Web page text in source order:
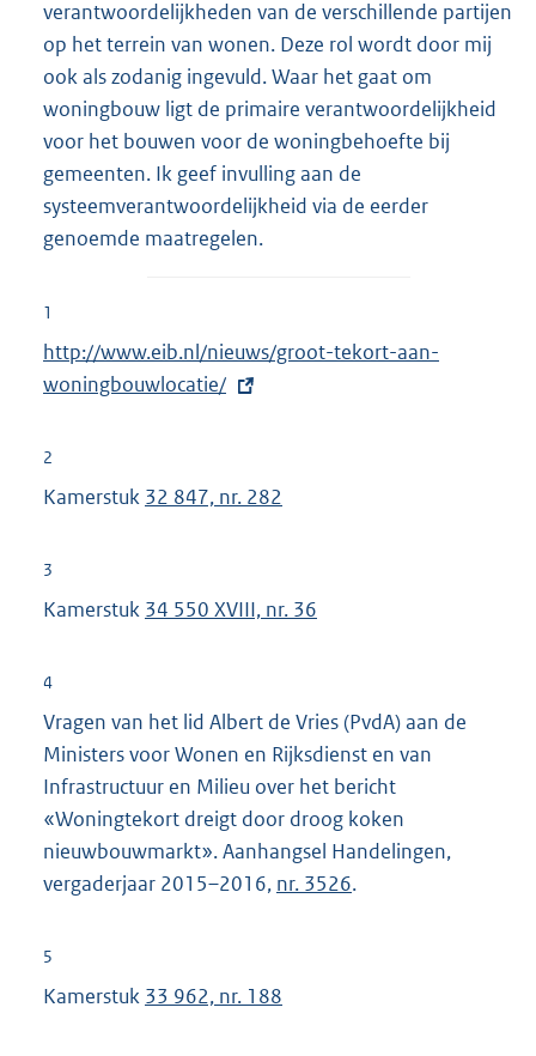
verantwoordelijkheden van de verschillende partijen
op het terrein van wonen. Deze rol wordt door mij
ook als zodanig ingevuld. Waar het gaat om
woningbouw ligt de primaire verantwoordelijkheid
voor het bouwen voor de woningbehoefte bij
gemeenten. Ik geef invulling aan de
systeemverantwoordelijkheid via de eerder
genoemde maatregelen.
1
E
x
e
l
i
k
http://www.eib.nl/nieuws/groot-tekort-aan-
woningbouwlocatie/
2
Kamerstuk 32 847, nr. 282
3
Kamerstuk 34 550 XVIII, nr. 36
4
Vragen van het lid Albert de Vries (PvdA) aan de
Ministers voor Wonen en Rijksdienst en van
Infrastructuur en Milieu over het bericht
«Woningtekort dreigt door droog koken
nieuwbouwmarkt». Aanhangsel Handelingen,
vergaderjaar 2015–2016, nr. 3526.
5
Kamerstuk 33 962, nr. 188